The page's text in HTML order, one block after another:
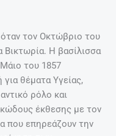
τον Οκτώβριο του
Βικτωρία. Η βασίλισσα
του 1857
θέματα Υγείας,
ρόλο και
έκθεσης με τον
που επηρεάζουν την